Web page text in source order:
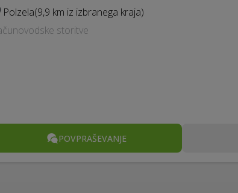
Polzela(9,9 km iz izbranega kraja)
storitve
POVPRAŠEVANJE